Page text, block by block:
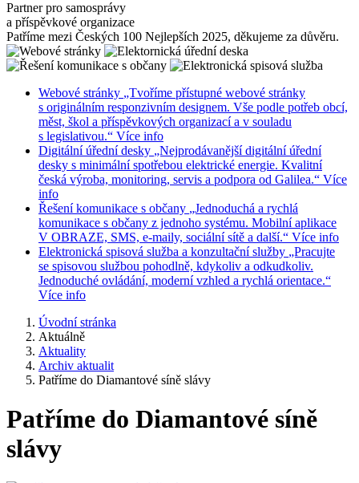
Partner pro samosprávy
a příspěvkové organizace
Patříme mezi Českých 100 Nejlepších 2025, děkujeme za důvěru.
Webové stránky „Tvoříme přístupné webové stránky
s originálním responzivním designem. Vše podle potřeb obcí,
měst, škol a příspěvkových organizací a v souladu
s legislativou.“ Více info
Digitální úřední desky „Nejprodávanější digitální úřední
desky s minimální spotřebou elektrické energie. Kvalitní
česká výroba, monitoring, servis a podpora od Galilea.“ Více
info
Řešení komunikace s občany „Jednoduchá a rychlá
komunikace s občany z jednoho systému. Mobilní aplikace
V OBRAZE, SMS, e-maily, sociální sítě a další.“ Více info
Elektronická spisová služba a konzultační služby „Pracujte
se spisovou službou pohodlně, kdykoliv a odkudkoliv.
Jednoduché ovládání, moderní vzhled a rychlá orientace.“
Více info
Úvodní stránka
Aktuálně
Aktuality
Archiv aktualit
Patříme do Diamantové síně slávy
Patříme do Diamantové síně
slávy